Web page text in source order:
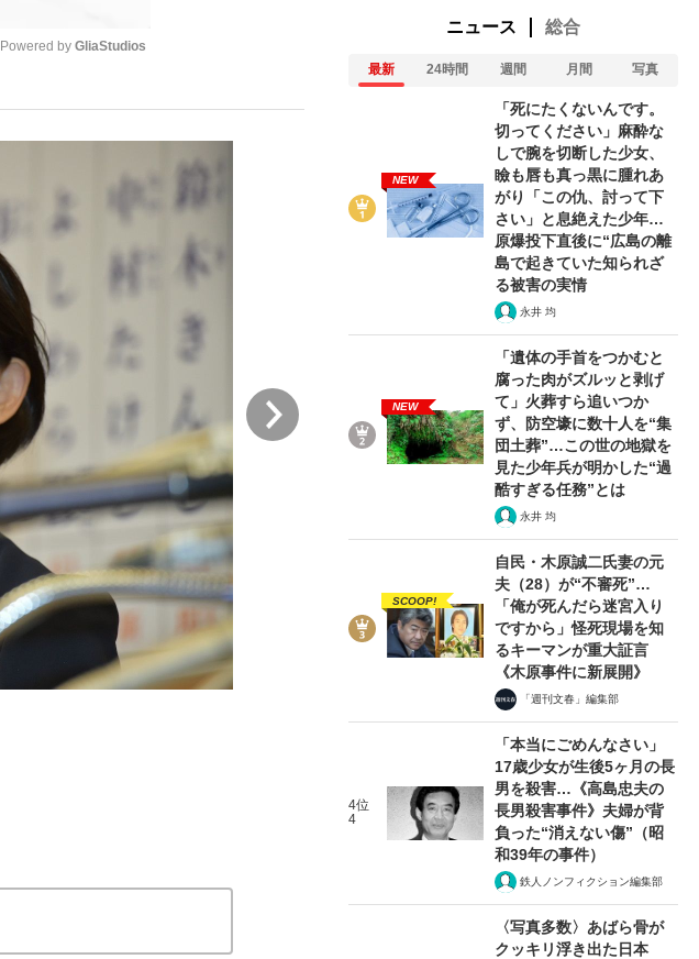
「クマが悪者扱いされているのが悲しい」『北の国から』倉本聰氏（91...
Mute
Powered by GliaStudios
3/6
ニュース 総合
最新 24時間 週間 月間 写真
NEW
「死にたくないんです。
切ってください」麻酔な
しで腕を切断した少女、
瞼も唇も真っ黒に腫れあ
がり「この仇、討って下
さい」と息絶えた少年…
原爆投下直後に“広島の離
島で起きていた知られざ
る被害の実情
永井 均
NEW
「遺体の手首をつかむと
腐った肉がズルッと剥げ
て」火葬すら追いつか
ず、防空壕に数十人を“集
団土葬”…この世の地獄を
見た少年兵が明かした“過
酷すぎる任務”とは
永井 均
SCOOP!
自民・木原誠二氏妻の元
夫（28）が“不審死”…
「俺が死んだら迷宮入り
ですから」怪死現場を知
るキーマンが重大証言
《木原事件に新展開》
「週刊文春」編集部
4位
4
「本当にごめんなさい」
17歳少女が生後5ヶ月の長
男を殺害…《高島忠夫の
長男殺害事件》夫婦が背
負った“消えない傷”（昭
和39年の事件）
鉄人ノンフィクション編集部
〈写真多数〉あばら骨が
クッキリ浮き出た日本